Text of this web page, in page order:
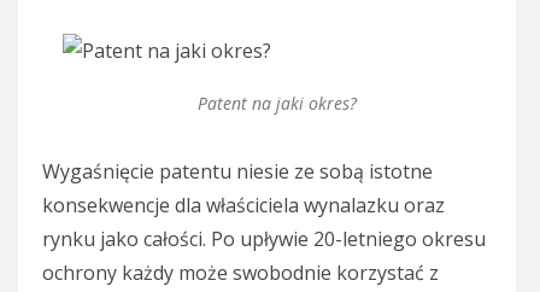
Patent na jaki okres?
Wygaśnięcie patentu niesie ze sobą istotne
konsekwencje dla właściciela wynalazku oraz
rynku jako całości. Po upływie 20-letniego okresu
ochrony każdy może swobodnie korzystać z